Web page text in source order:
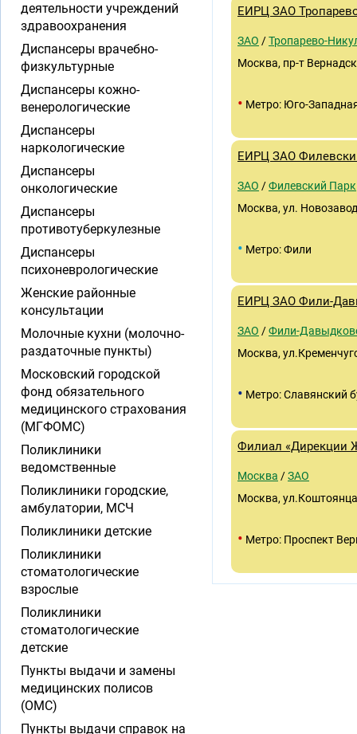
ЕИРЦ ЗАО
ЗАО /Тропарево-
Москва, пр-т
• Метро: Юго-
ЕИРЦ ЗАО
ЗАО /Филевский Парк
Москва, ул.
• Метро: Фили
ЕИРЦ ЗАО Фили-
ЗАО /Фили-
Москва,
• Метро: Славянский
Филиал «Дирекции
Москва /ЗАО
Москва,
• Метро: Проспект
деятельности учреждений
здравоохранения
Диспансеры врачебно-
физкультурные
Диспансеры кожно-
венерологические
Диспансеры
наркологические
Диспансеры
онкологические
Диспансеры
противотуберкулезные
Диспансеры
психоневрологические
Женские районные
консультации
Молочные кухни (молочно-
раздаточные пункты)
Московский городской
фонд обязательного
медицинского страхования
(МГФОМС)
Поликлиники
ведомственные
Поликлиники городские,
амбулатории, МСЧ
Поликлиники детские
Поликлиники
стоматологические
взрослые
Поликлиники
стоматологические
детские
Пункты выдачи и замены
медицинских полисов
(ОМС)
Пункты выдачи справок на